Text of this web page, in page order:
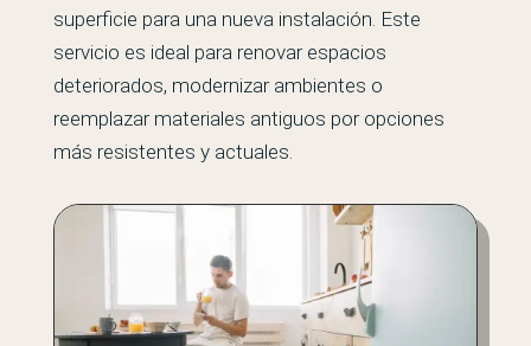
superficie para una nueva instalación. Este
servicio es ideal para renovar espacios
deteriorados, modernizar ambientes o
reemplazar materiales antiguos por opciones
más resistentes y actuales.